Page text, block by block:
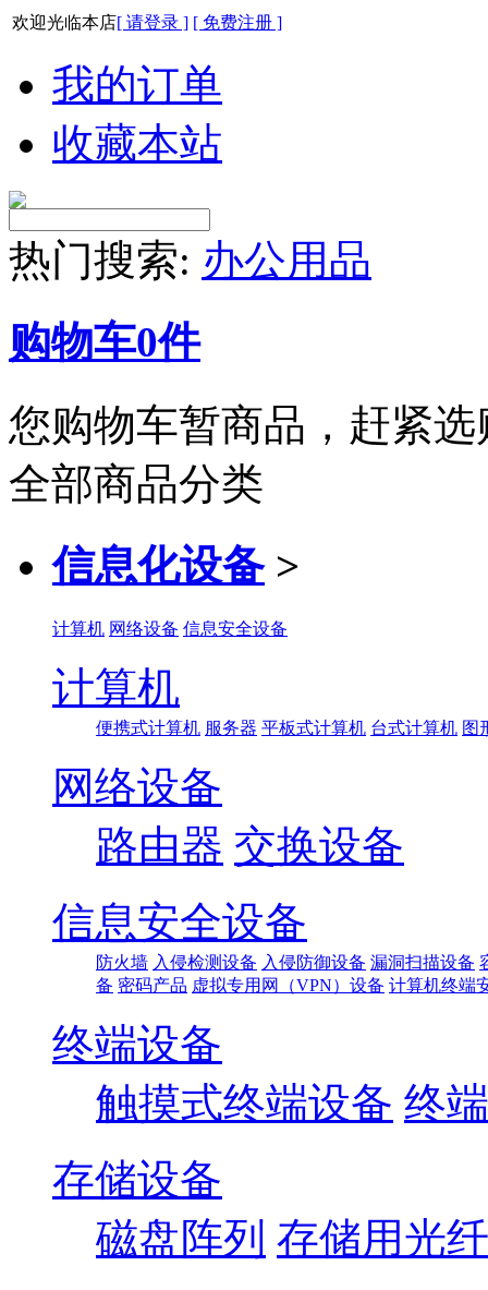
欢迎光临本店[ 请登录 ] [ 免费注册 ]
我的订单
收藏本站
热门搜索: 办公用品
购物车0件
您购物车暂商品，赶紧选
全部商品分类
信息化设备 >
计算机 网络设备 信息安全设备
计算机
便携式计算机 服务器 平板式计算机 台式计算机 图
网络设备
路由器 交换设备
信息安全设备
防火墙 入侵检测设备 入侵防御设备 漏洞扫描设备
备 密码产品 虚拟专用网（VPN）设备 计算机终端
终端设备
触摸式终端设备 终
存储设备
磁盘阵列 存储用光